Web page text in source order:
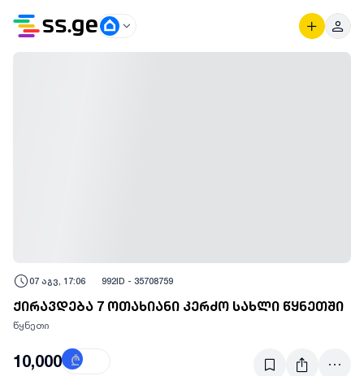
07 აგვ, 17:06 992ID - 35708759
ქირავდება 7 ოთახიანი კერძო სახლი წყნეთში
წყნეთი
10,000 ₾